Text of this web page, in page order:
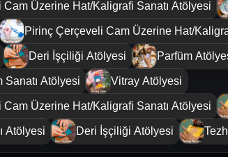
Üzerine Hat/Kaligrafi Sanatı Atölyesi
Pirinç Çerçeveli Cam Üzerine Hat/
Deri İşçiliği Atölyesi Parfüm
Atölyesi Vitray Atölyesi
Üzerine Hat/Kaligrafi Sanatı Atölyesi
Atölyesi Deri İşçiliği Atölyesi